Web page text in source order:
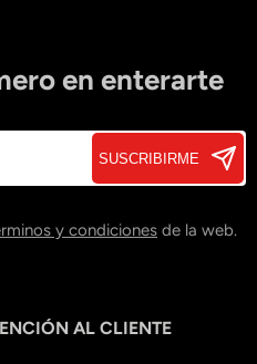
en enterarte
SUSCRIBIRME
y condiciones de la web.
AL CLIENTE